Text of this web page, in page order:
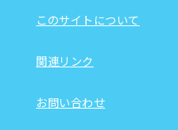
このサイトについて
関連リンク
お問い合わせ